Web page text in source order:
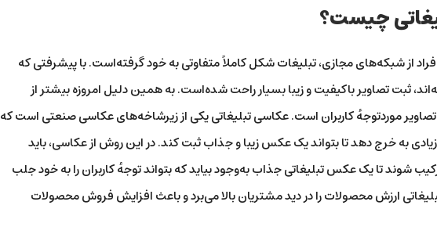
چیست؟
افراد از شبکه‌های مجازی، تبلیغات شکل کاملاً متفاوتی به خود گرفته‌است. با پیشرفتی که
ثبت تصاویر باکیفیت و زیبا بسیار راحت شده‌است. به همین دلیل امروزه بیشتر از
موردتوجهٔ کاربران است. عکاسی تبلیغاتی یکی از زیرشاخه‌های عکاسی صنعتی است که
به خرج دهد تا بتواند یک عکس زیبا و جذاب ثبت کند. در این روش از عکاسی، باید
شوند تا یک عکس تبلیغاتی جذاب به‌وجود بیاید که بتواند توجهٔ کاربران را به خود جلب
ارزش محصولات را در دید مشتریان بالا می‌برد و باعث افزایش فروش محصولات